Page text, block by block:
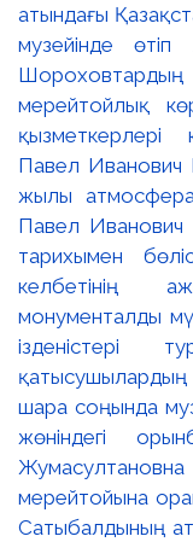
атындағы
музейінде
мерейтойлық
қызметкерлері
Павел Иванович
жылы
Павел Иванович
тарихымен
келбетінің
монументалды
ізденістері
шара соңында
жөніндегі
мерейтойына
Сатыбалдының